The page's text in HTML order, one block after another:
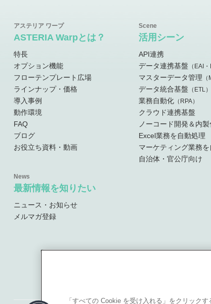
ASTERIA Warpとは？
特長
オプション機能
フローテンプレート広場
ラインナップ・価格
導入事例
動作環境
FAQ
ブログ
お役立ち資料・動画
最新情報を知りたい
ニュース・お知らせ
メルマガ登録
活用シーン
API連携
データ連携基盤
（EAI
マスターデータ管理
データ統合基盤 （ETL）
業務自動化 （RPA）
クラウド連携基盤
ノーコード開発＆内製
Excel業務を自動処理
マーケティング業務
自治体・官公庁向け
「すべての Cookie を受け入れる」をクリック